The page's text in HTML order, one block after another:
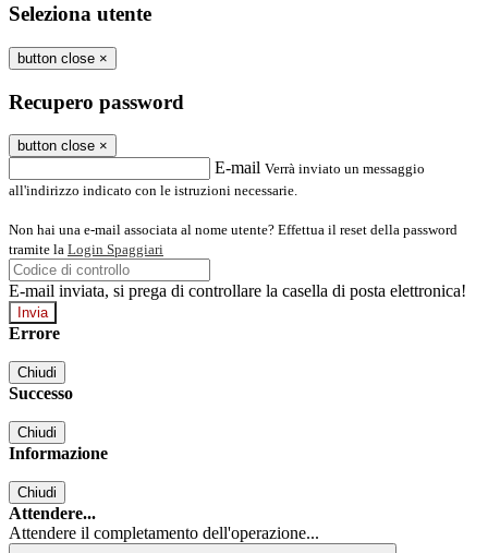
Seleziona utente
button close ×
Recupero password
button close ×
E-mail Verrà inviato un messaggio
all'indirizzo indicato con le istruzioni necessarie.
Non hai una e-mail associata al nome utente? Effettua il reset della password
tramite la Login Spaggiari
E-mail inviata, si prega di controllare la casella di posta elettronica!
Errore
Chiudi
Successo
Chiudi
Informazione
Chiudi
Attendere...
Attendere il completamento dell'operazione...